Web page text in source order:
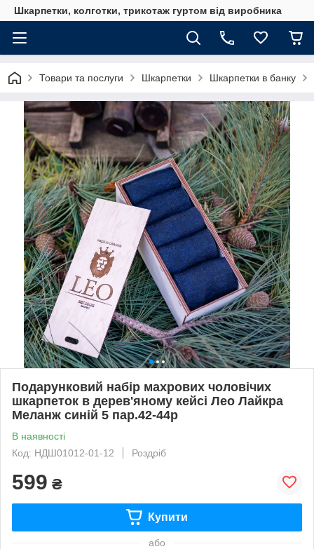
Шкарпетки, колготки, трикотаж гуртом від виробника
Товари та послуги Шкарпетки Шкарпетки в банку
Подарунковий набір махрових чоловічих
шкарпеток в дерев'яному кейсі Лео Лайкра
Меланж синій 5 пар.42-44р
В наявності
Код: НДШ01012-01-12
Роздріб
599 ₴
Купити
або